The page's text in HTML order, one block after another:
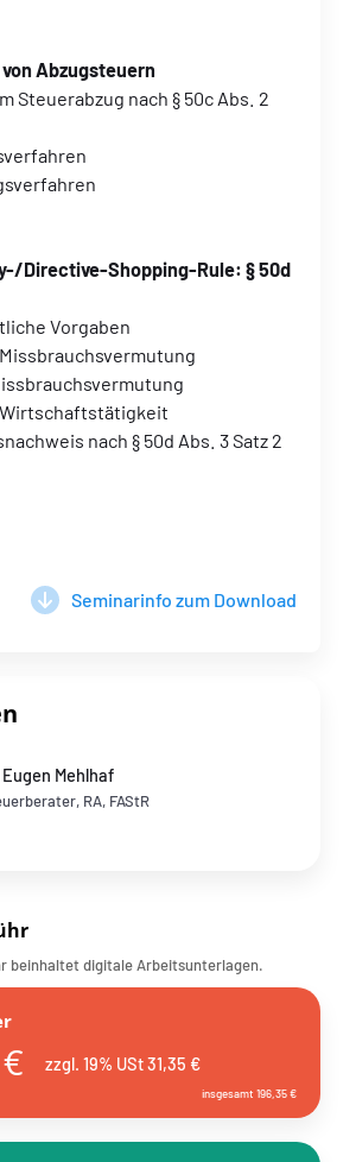
Abzugsteuern
Steuerabzug nach § 50c Abs. 2
Directive-Shopping-Rule: § 50d
Vorgaben
nach § 50d Abs. 3 Satz 2
Seminarinfo zum Download
Eugen Mehlhaf
RA, FAStR
beinhaltet digitale Arbeitsunterlagen.
zzgl. 19% USt 31,35 €
insgesamt 196,35 €